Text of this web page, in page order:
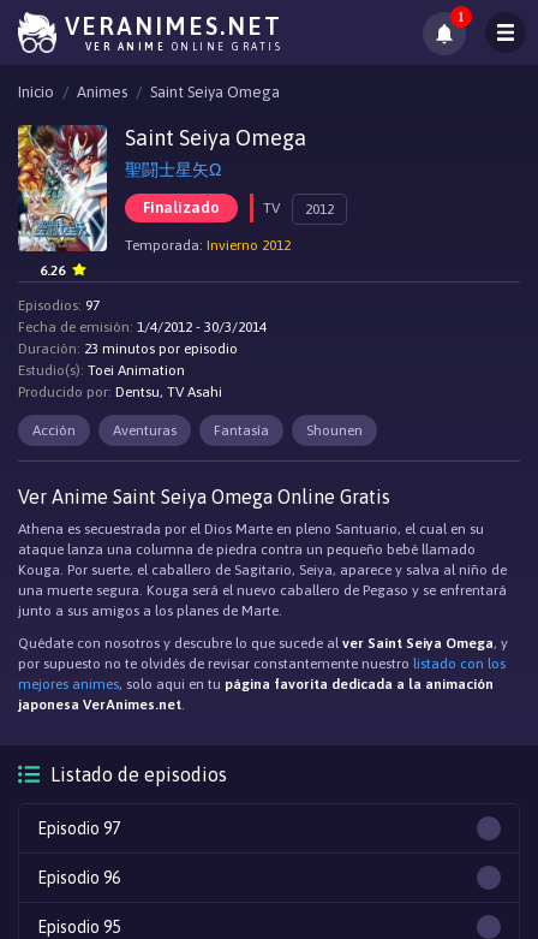
VERANIMES.NET
VER ANIME ONLINE GRATIS
1
Inicio Animes Saint Seiya Omega
Saint Seiya Omega
聖闘士星矢Ω
Finalizado TV 2012
Temporada: Invierno 2012
6.26
Episodios: 97
Fecha de emisión: 1/4/2012 - 30/3/2014
Duración: 23 minutos por episodio
Estudio(s): Toei Animation
Producido por: Dentsu, TV Asahi
Acción Aventuras Fantasía Shounen
Ver Anime Saint Seiya Omega Online Gratis
Athena es secuestrada por el Dios Marte en pleno Santuario, el cual en su
ataque lanza una columna de piedra contra un pequeño bebé llamado
Kouga. Por suerte, el caballero de Sagitario, Seiya, aparece y salva al niño de
una muerte segura. Kouga será el nuevo caballero de Pegaso y se enfrentará
junto a sus amigos a los planes de Marte.
Quédate con nosotros y descubre lo que sucede alver Saint Seiya Omega, y
por supuesto no te olvidés de revisar constantemente nuestro listado con los
mejores animes, solo aqui en tu página favorita dedicada a la animación
japonesa VerAnimes.net.
Listado de episodios
Episodio 97
Episodio 96
Episodio 95